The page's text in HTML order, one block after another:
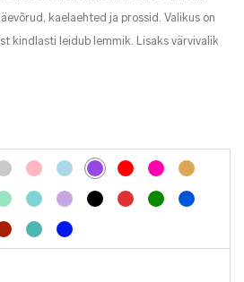
kaelaehted ja prossid. Valikus on
kindlasti leidub lemmik. Lisaks värvivalik